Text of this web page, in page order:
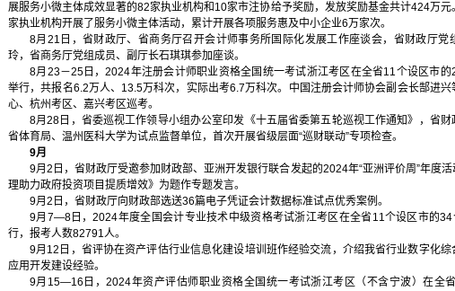
展服务小微主体成效显著的82家执业机构和10家市注协给予奖励，发放奖励基金共计424万
家执业机构开展了服务小微主体活动，累计开展各项服务惠及中小企业6万家次。
8月21日，省财政厅、省商务厅召开会计师事务所国际化发展工作座谈会，省财政厅党
玲，省商务厅党组成员、副厅长石琪琪参加座谈。
8月23－25日，2024年注册会计师职业资格全国统一考试浙江考区在全省11个设区市
举行，共报名6.2万人、13.5万科次，实际出考6.7万科次。中国注册会计师协会副会长郜进兴
心、杭州考区、嘉兴考区巡考。
8月28日，省委巡视工作领导小组办公室印发《十五届省委第五轮巡视工作通知》，省
省体育局、温州医科大学为试点监督单位，首次开展省级层面“巡财联动”专项检查。
9月
9月2日，省财政厅受邀参加财政部、亚洲开发银行联合发起的2024年“亚洲评价周”年度
理助力政府投资项目提质增效》为题作专题发言。
9月2日，省财政厅向财政部选送36篇电子凭证会计数据标准试点优秀案例。
9月7—8日，2024年度全国会计专业技术中级资格考试浙江考区在全省11个设区市的
行，报考人数82791人。
9月12日，省评协在资产评估行业信息化建设培训班作经验交流，介绍我省行业数字化综
应用开发建设经验。
9月15—16日，2024年资产评估师职业资格全国统一考试浙江考区（不含宁波）在全